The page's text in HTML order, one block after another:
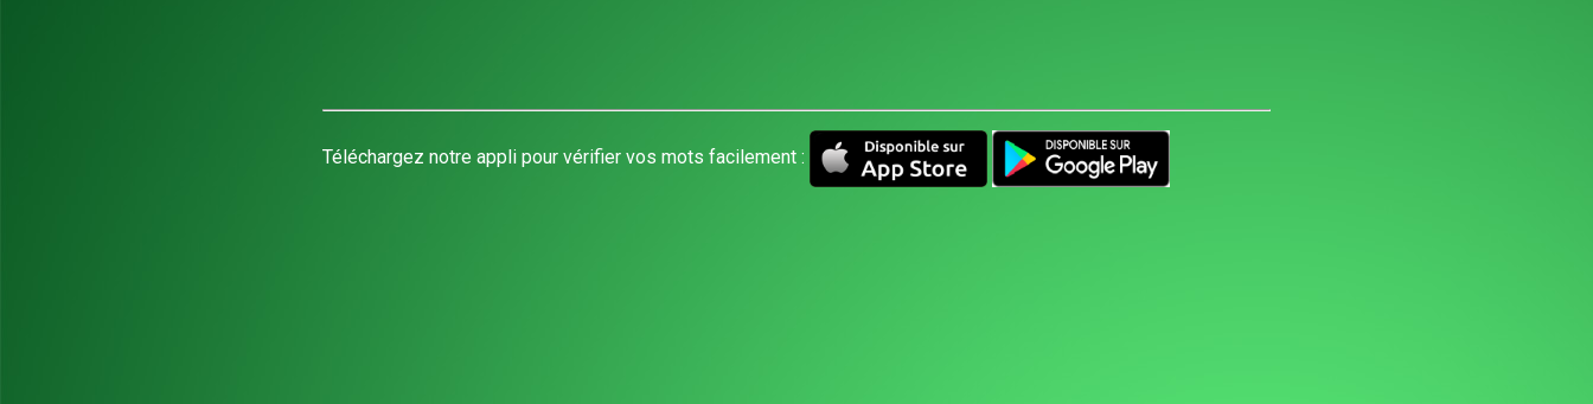
Téléchargez notre appli pour vérifier vos mots facilement :